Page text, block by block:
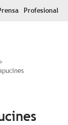
Profesional